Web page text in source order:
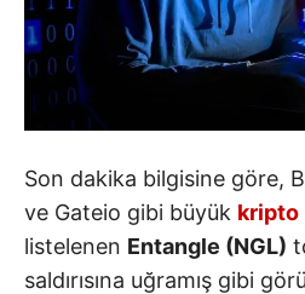
Son dakika bilgisine göre,
ve Gateio gibi büyük kripto
listelenen Entangle (NGL)
saldırısına uğramış gibi